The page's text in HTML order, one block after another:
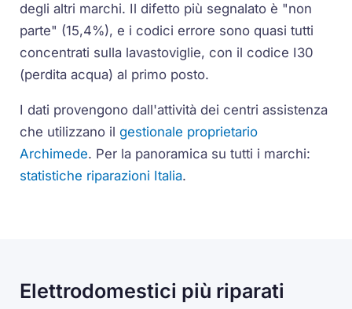
degli altri marchi. Il difetto più segnalato è "non
parte" (15,4%), e i codici errore sono quasi tutti
concentrati sulla lavastoviglie, con il codice I30
(perdita acqua) al primo posto.
I dati provengono dall'attività dei centri assistenza
che utilizzano ilgestionale proprietario
Archimede. Per la panoramica su tutti i marchi:
statistiche riparazioni Italia.
Elettrodomestici più riparati